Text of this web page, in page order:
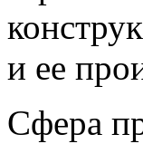
и ее
Сфера